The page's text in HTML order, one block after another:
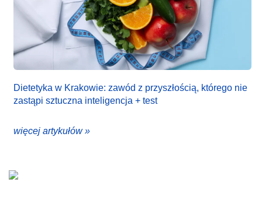
Dietetyka w Krakowie: zawód z przyszłością, którego nie
zastąpi sztuczna inteligencja + test
więcej artykułów »